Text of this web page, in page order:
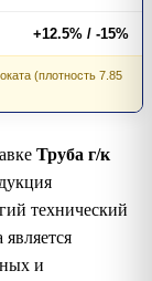
+12.5% / -15%
(плотность 7.85
Труба г/к
технический
и